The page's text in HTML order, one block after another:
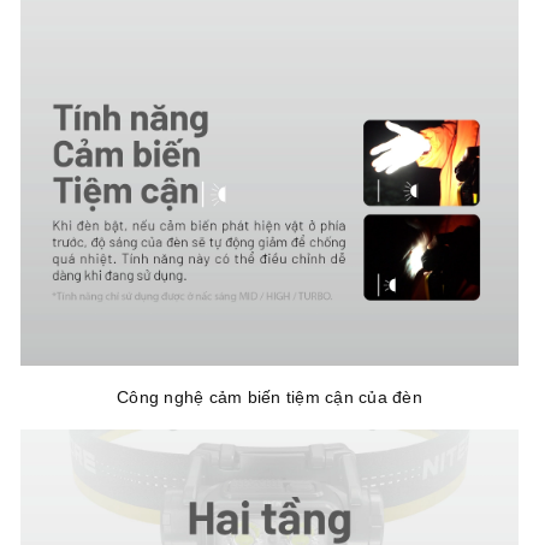
Công nghệ cảm biến tiệm cận của đèn